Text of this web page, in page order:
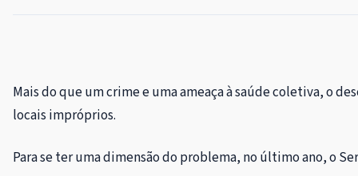
Mais do que um crime e uma ameaça à saúde coletiva, o
locais impróprios.
Para se ter uma dimensão do problema, no último ano, o